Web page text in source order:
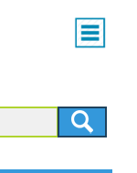
Main
menu